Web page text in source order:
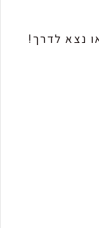
נצא לדרך!